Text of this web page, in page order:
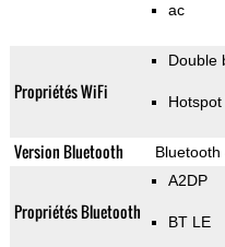
ac
Propriétés WiFi
Double
Hotspot
Version Bluetooth Bluetooth
Propriétés Bluetooth
A2DP
BT LE